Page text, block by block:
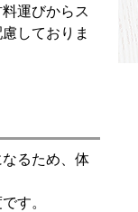
運びからス
しておりま
るため、体
す。